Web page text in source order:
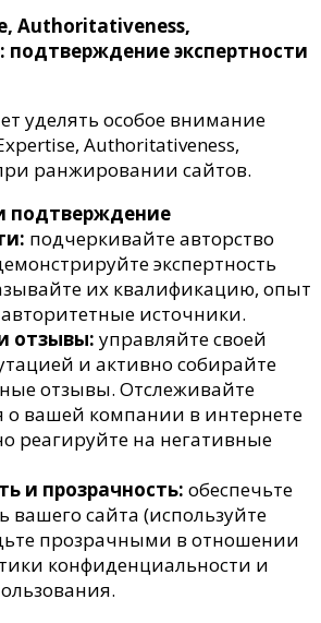
Authoritativeness,
подтверждение экспертности
уделять особое внимание
Authoritativeness,
ранжировании сайтов.
подтверждение
подчеркивайте авторство
экспертность
их квалификацию, опыт
источники.
отзывы: управляйте своей
и активно собирайте
отзывы. Отслеживайте
вашей компании в интернете
реагируйте на негативные
и прозрачность: обеспечьте
вашего сайта (используйте
прозрачными в отношении
конфиденциальности и